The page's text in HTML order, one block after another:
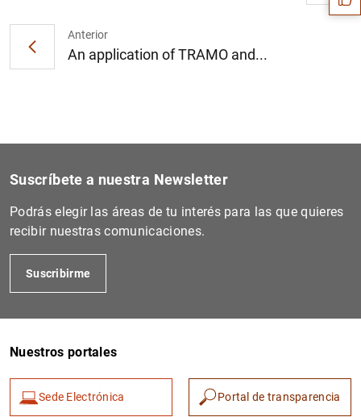
Anterior
An application of TRAMO and...
Suscríbete a nuestra Newsletter
Podrás elegir las áreas de tu interés para las que quieres
recibir nuestras comunicaciones.
Suscribirme
Nuestros portales
Sede Electrónica Portal de transparencia